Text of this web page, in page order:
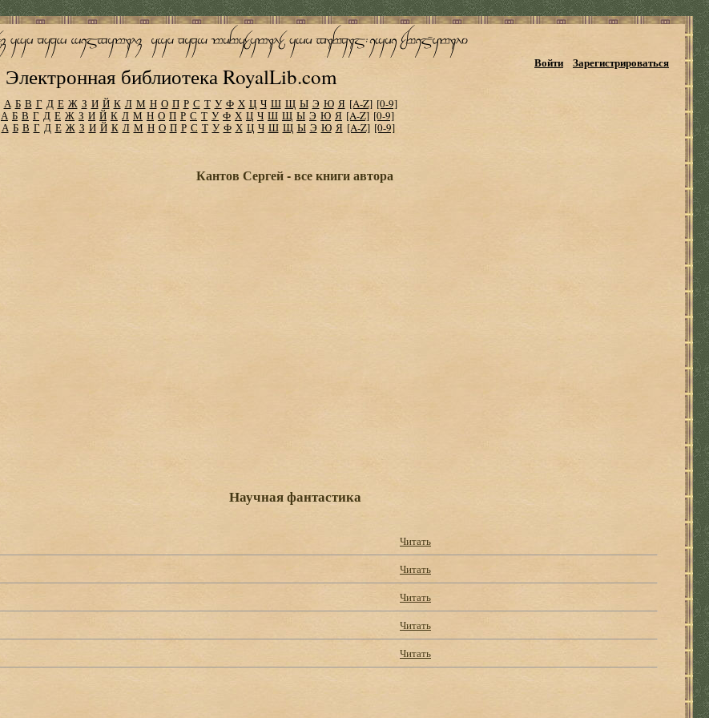
Электронная библиотека RoyalLib.com
Войти Зарегистрироваться
А Б В Г Д Е Ж З И Й К Л М Н О П Р С Т У Ф Х Ц Ч Ш Щ Ы Э Ю Я [A-Z] [0-9]
А Б В Г Д Е Ж З И Й К Л М Н О П Р С Т У Ф Х Ц Ч Ш Щ Ы Э Ю Я [A-Z] [0-9]
А Б В Г Д Е Ж З И Й К Л М Н О П Р С Т У Ф Х Ц Ч Ш Щ Ы Э Ю Я [A-Z] [0-9]
Кантов Сергей - все книги автора
Научная фантастика
Читать
Читать
Читать
Читать
Читать